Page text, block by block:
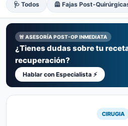
🩺 Todos 🦺 Fajas Post-
🚨 ASESORÍA POST-OP INMEDIATA
¿Tienes dudas sobre tu
recuperación?
Hablar con Especialista ⚡
CIRUGIA